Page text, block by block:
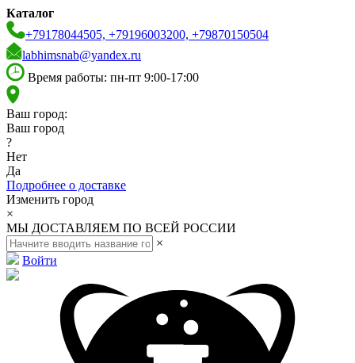
Каталог
+79178044505, +79196003200, +79870150504
labhimsnab@yandex.ru
Время работы: пн-пт 9:00-17:00
Ваш город:
Ваш город
?
Нет
Да
Подробнее о доставке
Изменить город
×
МЫ ДОСТАВЛЯЕМ ПО ВСЕЙ РОССИИ
×
Войти